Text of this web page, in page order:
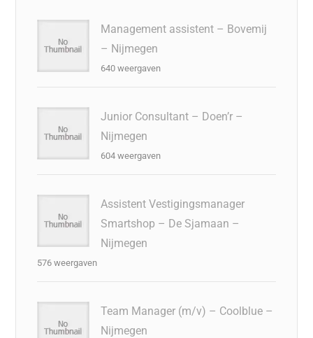
Management assistent – Bovemij
– Nijmegen
640 weergaven
Junior Consultant – Doen’r –
Nijmegen
604 weergaven
Assistent Vestigingsmanager
Smartshop – De Sjamaan –
Nijmegen
576 weergaven
Team Manager (m/v) – Coolblue –
Nijmegen